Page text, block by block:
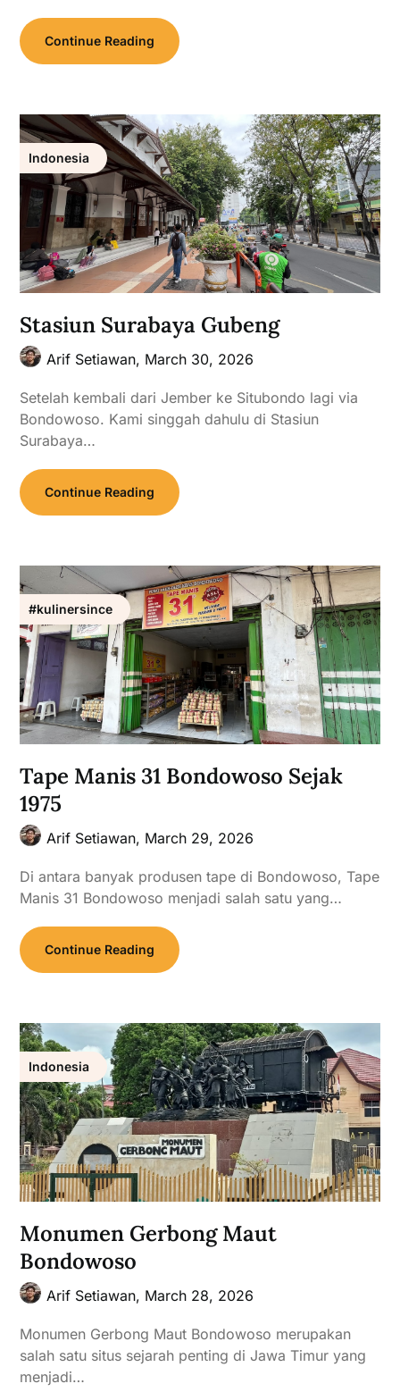
Continue Reading
Indonesia
Stasiun Surabaya Gubeng
Arif Setiawan, March 30, 2026
Setelah kembali dari Jember ke Situbondo lagi via
Bondowoso. Kami singgah dahulu di Stasiun
Surabaya…
Continue Reading
#kulinersince
Tape Manis 31 Bondowoso Sejak
1975
Arif Setiawan, March 29, 2026
Di antara banyak produsen tape di Bondowoso, Tape
Manis 31 Bondowoso menjadi salah satu yang…
Continue Reading
Indonesia
Monumen Gerbong Maut
Bondowoso
Arif Setiawan, March 28, 2026
Monumen Gerbong Maut Bondowoso merupakan
salah satu situs sejarah penting di Jawa Timur yang
menjadi…